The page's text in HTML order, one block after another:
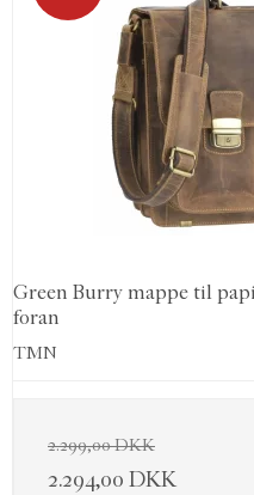
Green Burry mappe til
foran
TMN
2.299,00 DKK
2.294,00 DKK